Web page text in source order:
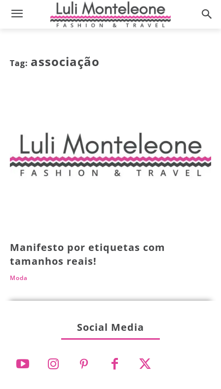
Tag: associação
Manifesto por etiquetas com
tamanhos reais!
Moda
Social Media